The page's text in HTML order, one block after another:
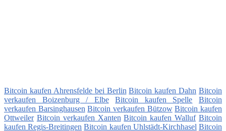
Bitcoin kaufen Ahrensfelde bei Berlin Bitcoin kaufen Dahn Bitcoin
verkaufen Boizenburg / Elbe
Bitcoin kaufen Spelle
Bitcoin
verkaufen Barsinghausen Bitcoin verkaufen Bützow Bitcoin kaufen
Ottweiler Bitcoin verkaufen Xanten Bitcoin kaufen Walluf Bitcoin
kaufen Regis-Breitingen Bitcoin kaufen Uhlstädt-Kirchhasel Bitcoin